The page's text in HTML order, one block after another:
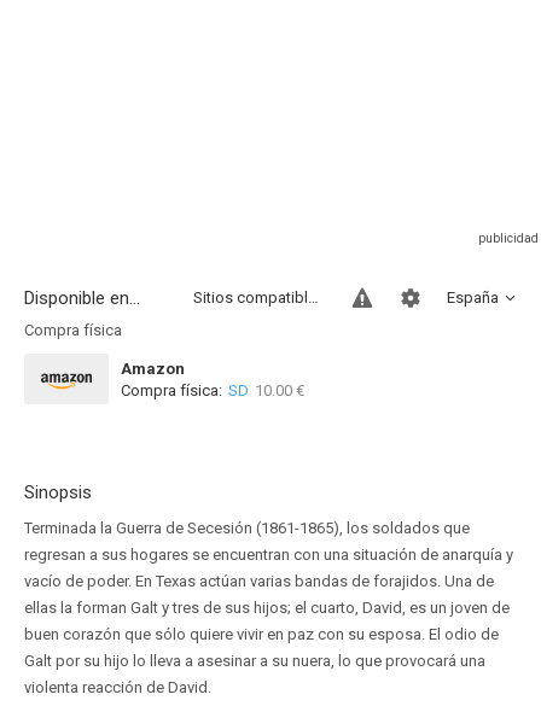
Disponible en... España
Sitios compatibles
Compra física
Amazon
Compra física: SD 10.00 €
Sinopsis
Terminada la Guerra de Secesión (1861-1865), los soldados que
regresan a sus hogares se encuentran con una situación de anarquía y
vacío de poder. En Texas actúan varias bandas de forajidos. Una de
ellas la forman Galt y tres de sus hijos; el cuarto, David, es un joven de
buen corazón que sólo quiere vivir en paz con su esposa. El odio de
Galt por su hijo lo lleva a asesinar a su nuera, lo que provocará una
violenta reacción de David.